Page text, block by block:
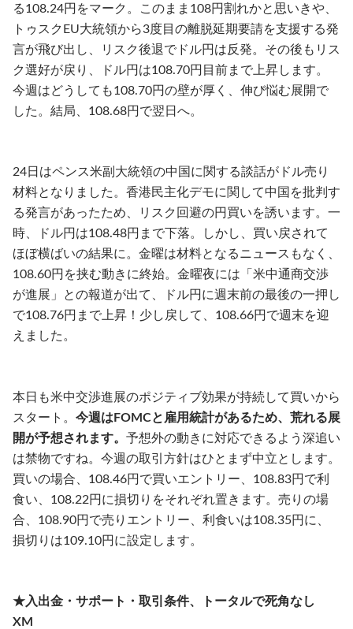
る108.24円をマーク。このまま108円割れかと思いきや、
トゥスクEU大統領から3度目の離脱延期要請を支援する発
言が飛び出し、リスク後退でドル円は反発。その後もリス
ク選好が戻り、ドル円は108.70円目前まで上昇します。
今週はどうしても108.70円の壁が厚く、伸び悩む展開で
した。結局、108.68円で翌日へ。
24日はペンス米副大統領の中国に関する談話がドル売り
材料となりました。香港民主化デモに関して中国を批判す
る発言があったため、リスク回避の円買いを誘います。一
時、ドル円は108.48円まで下落。しかし、買い戻されて
ほぼ横ばいの結果に。金曜は材料となるニュースもなく、
108.60円を挟む動きに終始。金曜夜には「米中通商交渉
が進展」との報道が出て、ドル円に週末前の最後の一押し
で108.76円まで上昇！少し戻して、108.66円で週末を迎
えました。
本日も米中交渉進展のポジティブ効果が持続して買いから
スタート。 今週はFOMCと雇用統計があるため、荒れる展
開が予想されます。 予想外の動きに対応できるよう深追い
は禁物ですね。今週の取引方針はひとまず中立とします。
買いの場合、108.46円で買いエントリー、108.83円で利
食い、108.22円に損切りをそれぞれ置きます。売りの場
合、108.90円で売りエントリー、利食いは108.35円に、
損切りは109.10円に設定します。
★入出金・サポート・取引条件、トータルで死角なし
XM